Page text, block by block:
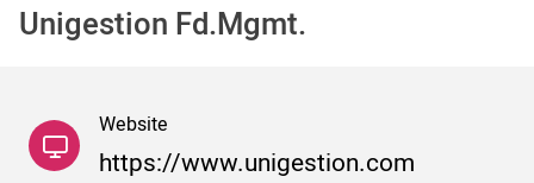
Unigestion Fd.Mgmt.
Website
https://www.unigestion.com